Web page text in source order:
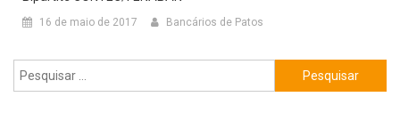
16 de maio de 2017 Bancários de Patos
Pesquisar
por: